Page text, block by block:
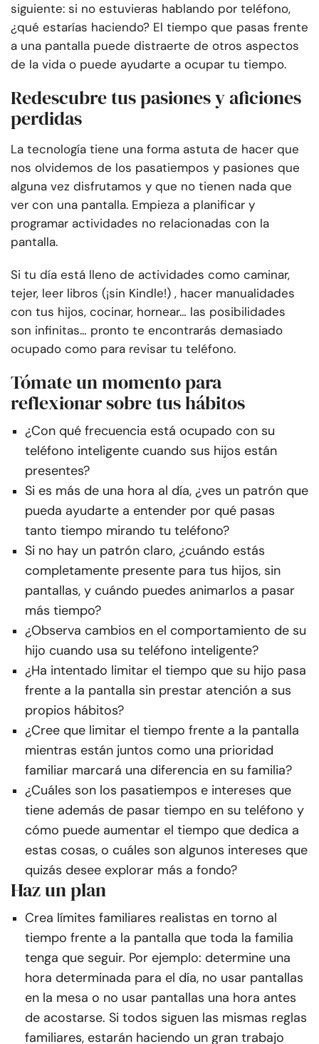
siguiente: si no estuvieras hablando por teléfono,
¿qué estarías haciendo? El tiempo que pasas frente
a una pantalla puede distraerte de otros aspectos
de la vida o puede ayudarte a ocupar tu tiempo.
Redescubre tus pasiones y aficiones
perdidas
La tecnología tiene una forma astuta de hacer que
nos olvidemos de los pasatiempos y pasiones que
alguna vez disfrutamos y que no tienen nada que
ver con una pantalla. Empieza a planificar y
programar actividades no relacionadas con la
pantalla.
Si tu día está lleno de actividades como caminar,
tejer, leer libros (¡sin Kindle!) , hacer manualidades
con tus hijos, cocinar, hornear… las posibilidades
son infinitas… pronto te encontrarás demasiado
ocupado como para revisar tu teléfono.
Tómate un momento para
reflexionar sobre tus hábitos
¿Con qué frecuencia está ocupado con su
teléfono inteligente cuando sus hijos están
presentes?
Si es más de una hora al día, ¿ves un patrón que
pueda ayudarte a entender por qué pasas
tanto tiempo mirando tu teléfono?
Si no hay un patrón claro, ¿cuándo estás
completamente presente para tus hijos, sin
pantallas, y cuándo puedes animarlos a pasar
más tiempo?
¿Observa cambios en el comportamiento de su
hijo cuando usa su teléfono inteligente?
¿Ha intentado limitar el tiempo que su hijo pasa
frente a la pantalla sin prestar atención a sus
propios hábitos?
¿Cree que limitar el tiempo frente a la pantalla
mientras están juntos como una prioridad
familiar marcará una diferencia en su familia?
¿Cuáles son los pasatiempos e intereses que
tiene además de pasar tiempo en su teléfono y
cómo puede aumentar el tiempo que dedica a
estas cosas, o cuáles son algunos intereses que
quizás desee explorar más a fondo?
Haz un plan
Crea límites familiares realistas en torno al
tiempo frente a la pantalla que toda la familia
tenga que seguir. Por ejemplo: determine una
hora determinada para el día, no usar pantallas
en la mesa o no usar pantallas una hora antes
de acostarse. Si todos siguen las mismas reglas
familiares, estarán haciendo un gran trabajo